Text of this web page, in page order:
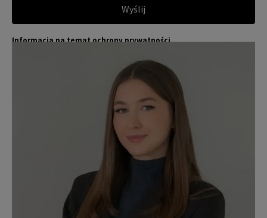
Wyślij
Informacja na temat ochrony prywatności
iązanymi jest wiodącym globalnym dostawcą usług w zakresie zar
ządzania nieruchomościami i inwestycjami. Poważnie traktujemy
obowiązek ochrony przekazywanych nam danych osobowych.
Dane osobowe, które zbieramy od użytkowników, służą do zapew
nienia im dostępu do portalu magazyny.pl, umożliwienia im korzy
stania z portalu, a także, za ich zgodą, do wysyłania im komunika
Dokładamy wszelkich starań, aby dane osobowe były bezpieczne,
zapewniamy odpowiedni poziom ich ochrony i przechowujemy je
tylko przez czas niezbędny do realizacji zapytania z uzasadnionyc
h powodów biznesowych lub prawnych. Następnie usuwamy je w s
posób bezpieczny i pewny. Aby uzyskać więcej informacji na temat
danych osobowych przetwarzanych przez JLL, prosimy zapoznać
zasadami ochrony prywatności.